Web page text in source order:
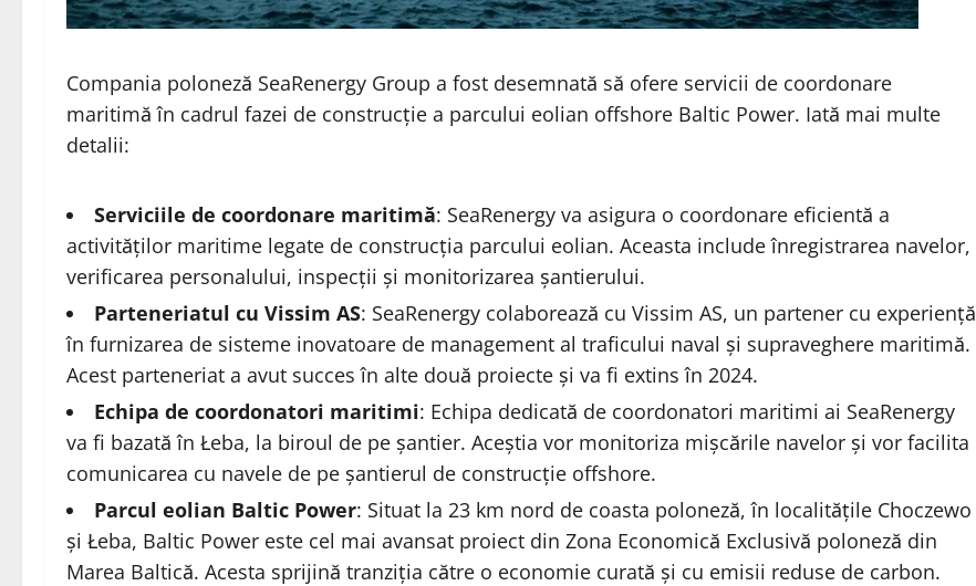
Compania poloneză SeaRenergy Group a fost desemnată să ofere servicii de coordonare
maritimă în cadrul fazei de construcție a parcului eolian offshore Baltic Power. Iată mai multe
detalii:
Serviciile de coordonare maritimă: SeaRenergy va asigura o coordonare eficientă a
activităților maritime legate de construcția parcului eolian. Aceasta include înregistrarea navelor,
verificarea personalului, inspecții și monitorizarea șantierului.
Parteneriatul cu Vissim AS: SeaRenergy colaborează cu Vissim AS, un partener cu experiență
în furnizarea de sisteme inovatoare de management al traficului naval și supraveghere maritimă.
Acest parteneriat a avut succes în alte două proiecte și va fi extins în 2024.
Echipa de coordonatori maritimi: Echipa dedicată de coordonatori maritimi ai SeaRenergy
va fi bazată în Łeba, la biroul de pe șantier. Aceștia vor monitoriza mișcările navelor și vor facilita
comunicarea cu navele de pe șantierul de construcție offshore.
Parcul eolian Baltic Power: Situat la 23 km nord de coasta poloneză, în localitățile Choczewo
și Łeba, Baltic Power este cel mai avansat proiect din Zona Economică Exclusivă poloneză din
Marea Baltică. Acesta sprijină tranziția către o economie curată și cu emisii reduse de carbon.